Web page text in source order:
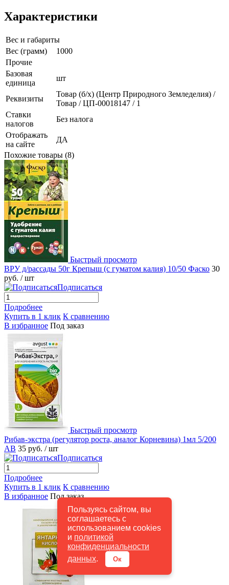
Пользуясь сайтом, вы
соглашаетесь с
использованием cookies
и политикой
конфиденциальности
данных. Ок
Характеристики
Вес и габариты
Вес (грамм)
1000
Прочие
Базовая
единица
шт
Реквизиты
Товар (б/х) (Центр Природного Земледелия) /
Товар / ЦП-00018147 / 1
Ставки
налогов
Без налога
Отображать
на сайте
ДА
Похожие товары (8)
Быстрый просмотр
ВРУ д/рассады 50г Крепыш (с гуматом калия) 10/50 Фаско 30
руб. / шт
Подписаться
Подробнее
Купить в 1 клик К сравнению
В избранное Под заказ
Быстрый просмотр
Рибав-экстра (регулятор роста, аналог Корневина) 1мл 5/200
АВ 35 руб. / шт
Подписаться
Подробнее
Купить в 1 клик К сравнению
В избранное Под заказ